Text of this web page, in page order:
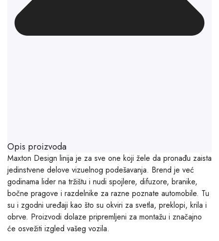
Opis proizvoda
Maxton Design linija je za sve one koji žele da pronađu zaista
jedinstvene delove vizuelnog podešavanja. Brend je već
godinama lider na tržištu i nudi spojlere, difuzore, branike,
bočne pragove i razdelnike za razne poznate automobile. Tu
su i zgodni uređaji kao što su okviri za svetla, preklopi, krila i
obrve. Proizvodi dolaze pripremljeni za montažu i značajno
će osvežiti izgled vašeg vozila.